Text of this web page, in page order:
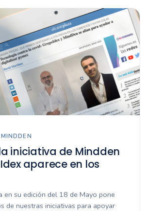
la iniciativa de Mindden
aparece en los
en su edición del 18 de Mayo pone
de nuestras iniciativas para apoyar